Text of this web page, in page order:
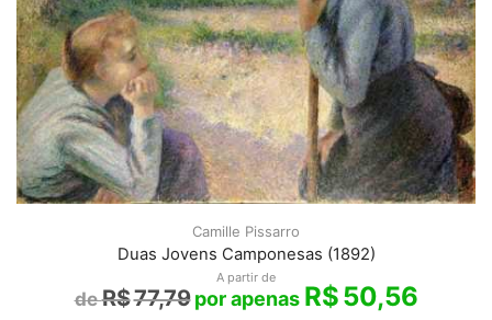
Camille Pissarro
Duas Jovens Camponesas (1892)
A partir de
R$77,79 R$50,56